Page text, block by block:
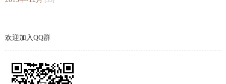
欢迎加入QQ群